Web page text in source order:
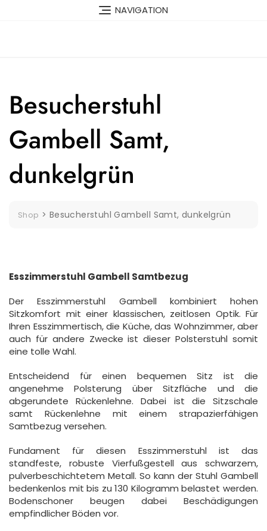
NAVIGATION
Besucherstuhl
Gambell Samt,
dunkelgrün
Shop > Besucherstuhl Gambell Samt, dunkelgrün
Esszimmerstuhl Gambell Samtbezug
Der Esszimmerstuhl Gambell kombiniert hohen
Sitzkomfort mit einer klassischen, zeitlosen Optik. Für
Ihren Esszimmertisch, die Küche, das Wohnzimmer, aber
auch für andere Zwecke ist dieser Polsterstuhl somit
eine tolle Wahl.
Entscheidend für einen bequemen Sitz ist die
angenehme Polsterung über Sitzfläche und die
abgerundete Rückenlehne. Dabei ist die Sitzschale
samt Rückenlehne mit einem strapazierfähigen
Samtbezug versehen.
Fundament für diesen Esszimmerstuhl ist das
standfeste, robuste Vierfußgestell aus schwarzem,
pulverbeschichtetem Metall. So kann der Stuhl Gambell
bedenkenlos mit bis zu 130 Kilogramm belastet werden.
Bodenschoner beugen dabei Beschädigungen
empfindlicher Böden vor.